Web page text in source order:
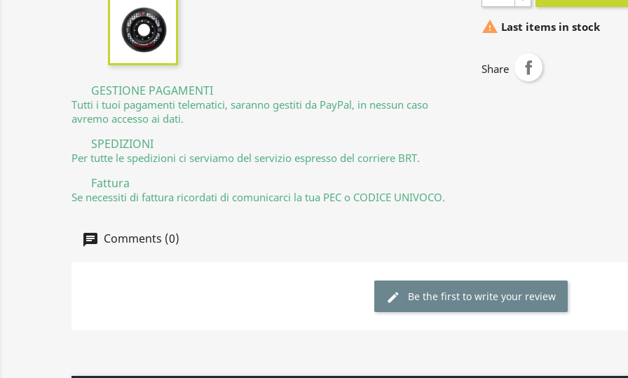
GESTIONE PAGAMENTI
Tutti i tuoi pagamenti telematici, saranno gestiti da PayPal, in nessun caso
avremo accesso ai dati.
SPEDIZIONI
Per tutte le spedizioni ci serviamo del servizio espresso del corriere BRT.
Fattura
Se necessiti di fattura ricordati di comunicarci la tua PEC o CODICE UNIVOCO.
 Last items in stock
Share
Comments (0)
Be the first to write your review